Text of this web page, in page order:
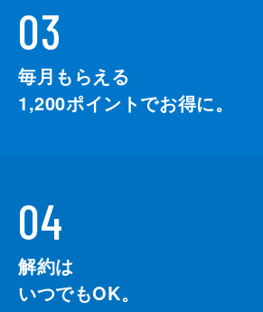
03
毎月もらえる
1,200ポイントでお得に。
04
解約は
いつでもOK。